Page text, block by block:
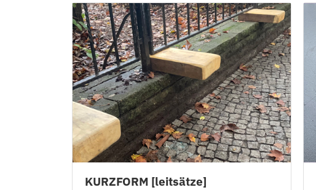
KURZFORM [leitsätze]